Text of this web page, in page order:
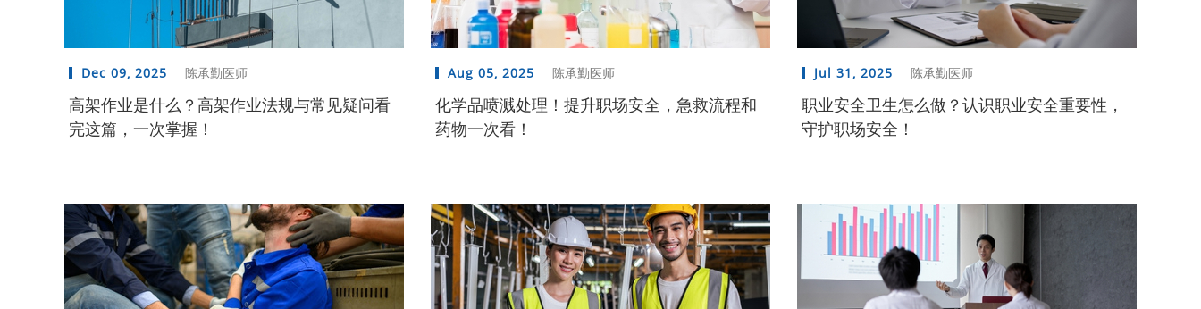
Dec 09, 2025 陈承勤医师
高架作业是什么？高架作业法规与常见疑问看
完这篇，一次掌握！
Aug 05, 2025 陈承勤医师
化学品喷溅处理！提升职场安全，急救流程和
药物一次看！
Jul 31, 2025 陈承勤医师
职业安全卫生怎么做？认识职业安全重要性，
守护职场安全！